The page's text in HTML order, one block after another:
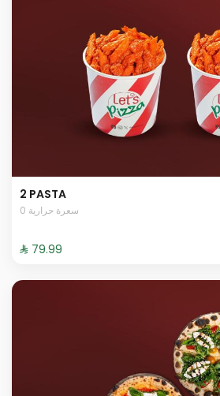
2 PASTA
0 سعرة حرارية
⁨⁦‪‬ 79.99⁩